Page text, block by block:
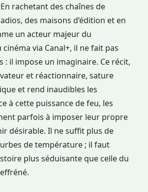
rachetant des chaînes de
des maisons d’édition et en
un acteur majeur du
via Canal+, il ne fait pas
: il impose un imaginaire. Ce récit,
et réactionnaire, sature
et rend inaudibles les
à cette puissance de feu, les
parfois à imposer leur propre
désirable. Il ne suffit plus de
de température ; il faut
plus séduisante que celle du